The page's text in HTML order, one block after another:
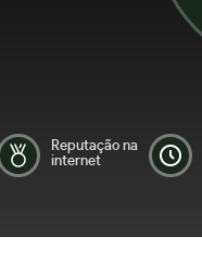
Reputação na
internet